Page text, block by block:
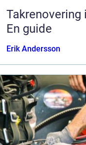
Takrenovering
En guide
Erik Andersson